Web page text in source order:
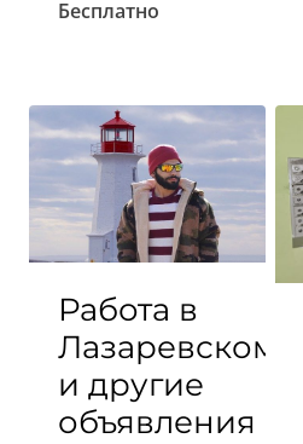
Бесплатно
Работа в
Лазаревском
и другие
объявления